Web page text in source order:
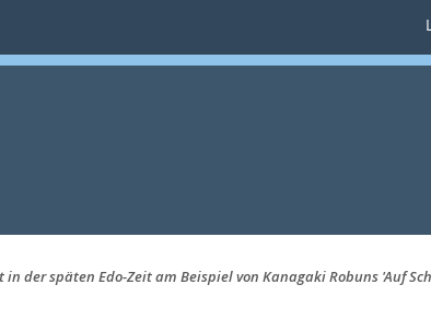
der späten Edo-Zeit am Beispiel von Kanagaki Robuns 'Auf